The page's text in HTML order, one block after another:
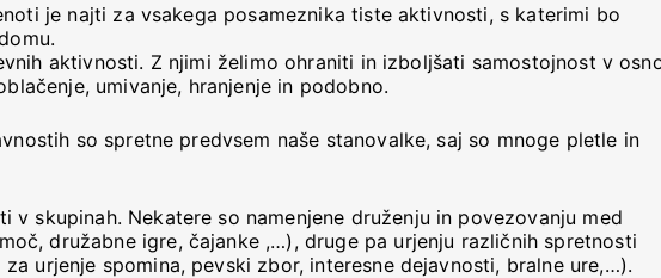
je najti za vsakega posameznika tiste aktivnosti, s katerimi bo
aktivnosti. Z njimi želimo ohraniti in izboljšati samostojnost v
umivanje, hranjenje in podobno.
so spretne predvsem naše stanovalke, saj so mnoge pletle in
skupinah. Nekatere so namenjene druženju in povezovanju med
družabne igre, čajanke ,…), druge pa urjenju različnih spretnosti
urjenje spomina, pevski zbor, interesne dejavnosti, bralne ure,…).